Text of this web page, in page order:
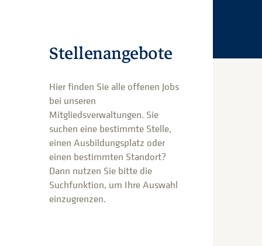
Stellenangebote
Hier finden Sie alle offenen Jobs
bei unseren
Mitgliedsverwaltungen. Sie
suchen eine bestimmte Stelle,
einen Ausbildungsplatz oder
einen bestimmten Standort?
Dann nutzen Sie bitte die
Suchfunktion, um Ihre Auswahl
einzugrenzen.